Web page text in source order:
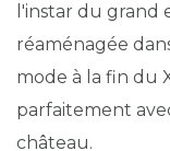
l'instar du grand
réaménagée
mode à la fin du
parfaitement
château.